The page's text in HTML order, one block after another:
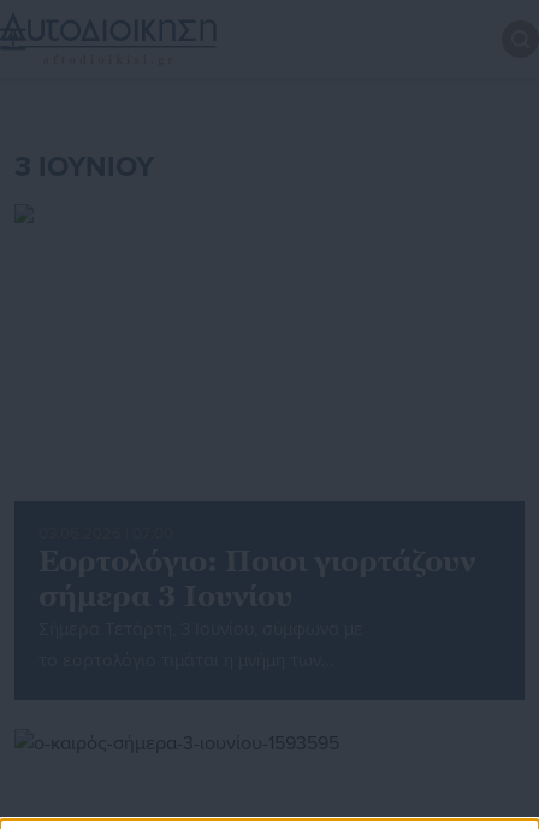
υπάρχει συναξαριακό υπόμνημα. Από το Συναξάριο της